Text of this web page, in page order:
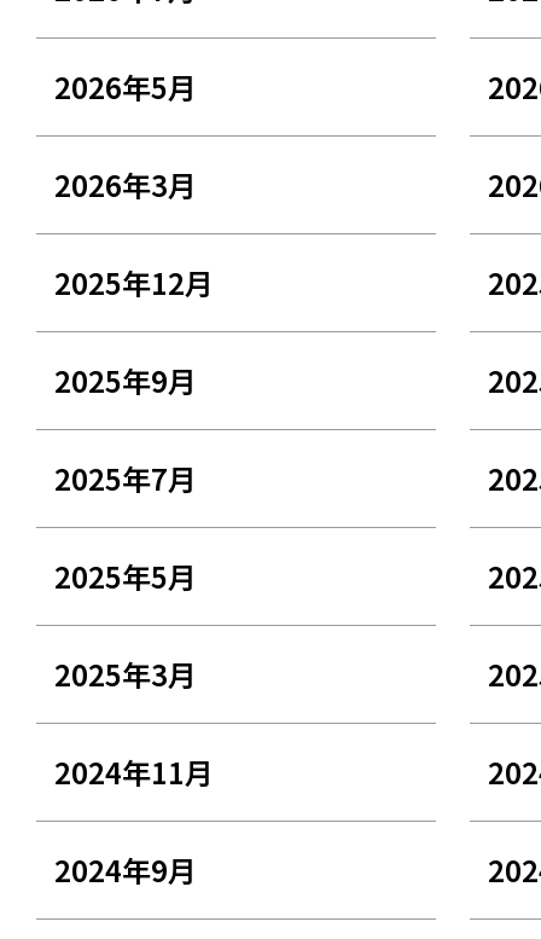
2026年5月
2026年3月
2025年12月
2025年9月
2025年7月
2025年5月
2025年3月
2024年11月
2024年9月